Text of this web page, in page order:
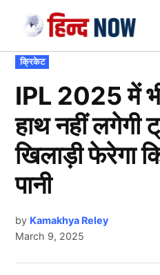
content
POSTED
IN
क्रिकेट
IPL 2025 में
हाथ नहीं लगेगी
खिलाड़ी फेरेगा
पानी
by Kamakhya Reley
March 9, 2025